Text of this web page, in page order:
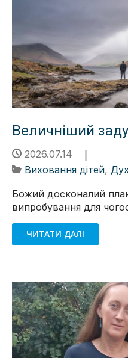
Величніший
2026.07.14
Виховання дітей,
Божий досконалий
випробування для
ЧИТАТИ ДАЛІ